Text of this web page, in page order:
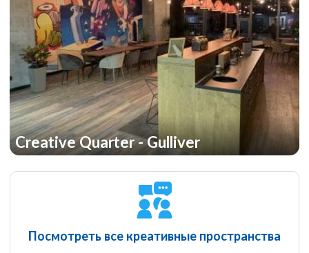
Creative Quarter - Gulliver
Посмотреть все креативные пространства